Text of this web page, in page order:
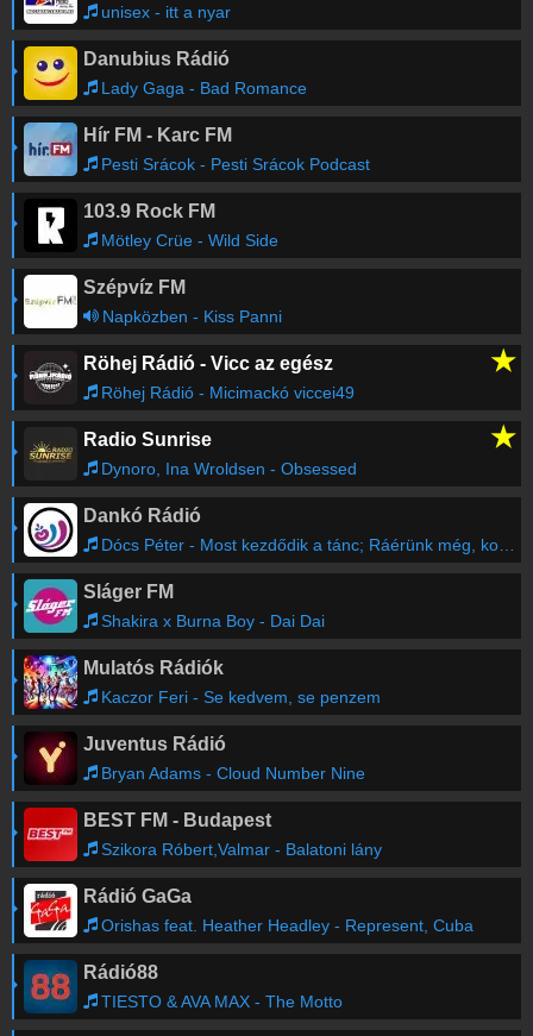
unisex - itt a nyar
Danubius Rádió
Lady Gaga - Bad Romance
Hír FM - Karc FM
Pesti Srácok - Pesti Srácok Podcast
103.9 Rock FM
Mötley Crüe - Wild Side
Szépvíz FM
Napközben - Kiss Panni
Röhej Rádió - Vicc az egész ★
Röhej Rádió - Micimackó viccei49
Radio Sunrise ★
Dynoro, Ina Wroldsen - Obsessed
Dankó Rádió
Dócs Péter - Most kezdődik a tánc; Ráérünk még, korán van hazamenni
Sláger FM
Shakira x Burna Boy - Dai Dai
Mulatós Rádiók
Kaczor Feri - Se kedvem, se penzem
Juventus Rádió
Bryan Adams - Cloud Number Nine
BEST FM - Budapest
Szikora Róbert,Valmar - Balatoni lány
Rádió GaGa
Orishas feat. Heather Headley - Represent, Cuba
Rádió88
TIESTO & AVA MAX - The Motto